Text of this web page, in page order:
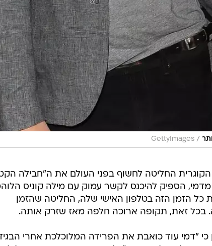
/
GettyImages
הקוגרית החליטה לחשוף בפני העולם את ה"חבילה
הספיק להיכנס לקשר עמוק עם מילה קוניס
הזמן הזה בטלפון האישי שלה, החליטה שהזמן
בכל זאת, תקופה ארוכה חלפה מאז שזרק אותה.
כי "דמי עוד כואבת את הפרידה המלוכלכת אחרי